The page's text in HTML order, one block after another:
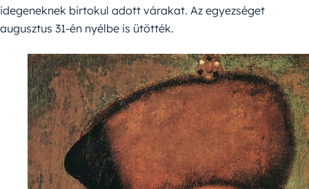
idegeneknek birtokul adott várakat. Az egyezséget
augusztus 31-én nyélbe is ütötték.